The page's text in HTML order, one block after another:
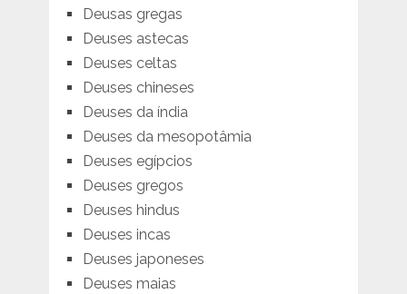
Deusas gregas
Deuses astecas
Deuses celtas
Deuses chineses
Deuses da índia
Deuses da mesopotâmia
Deuses egípcios
Deuses gregos
Deuses hindus
Deuses incas
Deuses japoneses
Deuses maias